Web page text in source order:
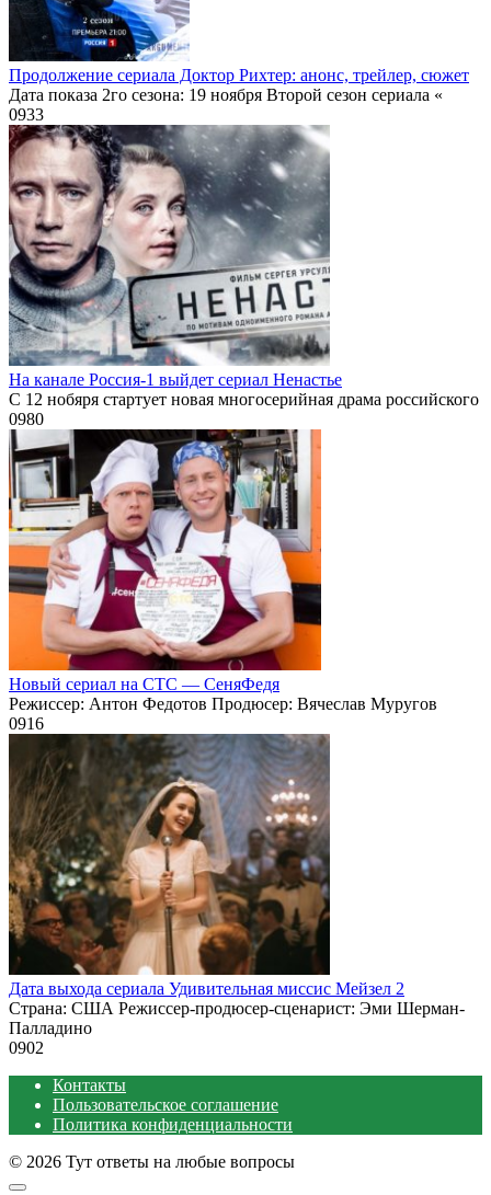
Продолжение сериала Доктор Рихтер: анонс, трейлер, сюжет
Дата показа 2го сезона: 19 ноября Второй сезон сериала «
0933
На канале Россия-1 выйдет сериал Ненастье
С 12 нобяря стартует новая многосерийная драма российского
0980
Новый сериал на СТС — СеняФедя
Режиссер: Антон Федотов Продюсер: Вячеслав Муругов
0916
Дата выхода сериала Удивительная миссис Мейзел 2
Страна: США Режиссер-продюсер-сценарист: Эми Шерман-
Палладино
0902
Контакты
Пользовательское соглашение
Политика конфиденциальности
© 2026 Тут ответы на любые вопросы